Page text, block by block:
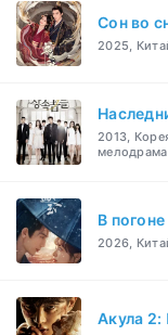
Cон во
2025,
2013,
мелодрама
В
2026,
Акула